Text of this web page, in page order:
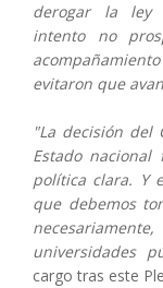
derogar la ley
intento no
evitaron que
"La decisión del
Estado
política clara. Y
que debemos
universidades
cargo tras este